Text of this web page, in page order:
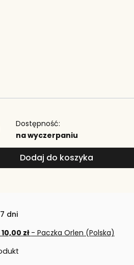
Dostępność:
na wyczerpaniu
Dodaj do koszyka
7 dni
zł- Paczka Orlen (Polska)